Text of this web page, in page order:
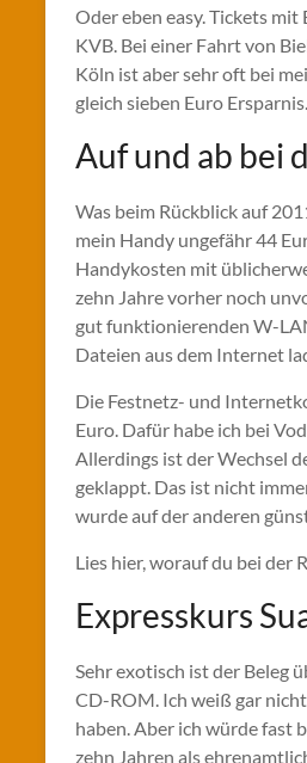
Oder eben easy. Tickets
KVB. Bei einer Fahrt von
Köln ist aber sehr oft bei
gleich sieben Euro
Auf und ab bei
Was beim Rückblick auf
mein Handy ungefähr 44
Handykosten mit
zehn Jahre vorher noch
gut funktionierenden W-
Dateien aus dem Internet
Die Festnetz- und
Euro. Dafür habe ich bei
Allerdings ist der Wechsel
geklappt. Das ist nicht
wurde auf der anderen
Lies hier, worauf du bei
Expresskurs
Sehr exotisch ist der Beleg
CD-ROM. Ich weiß gar
haben. Aber ich würde fast
zehn Jahren als